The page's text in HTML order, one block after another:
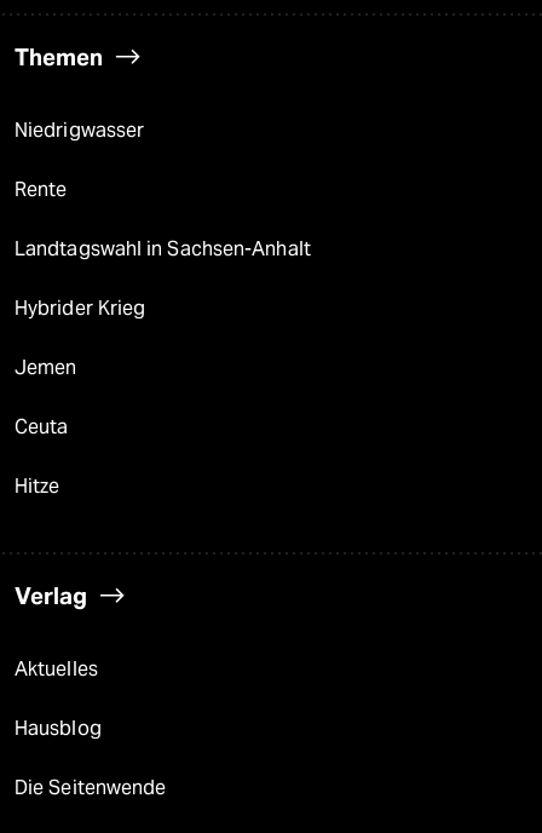
Themen
Niedrigwasser
Rente
Landtagswahl in Sachsen-Anhalt
Hybrider Krieg
Jemen
Ceuta
Hitze
Verlag
Aktuelles
Hausblog
Die Seitenwende